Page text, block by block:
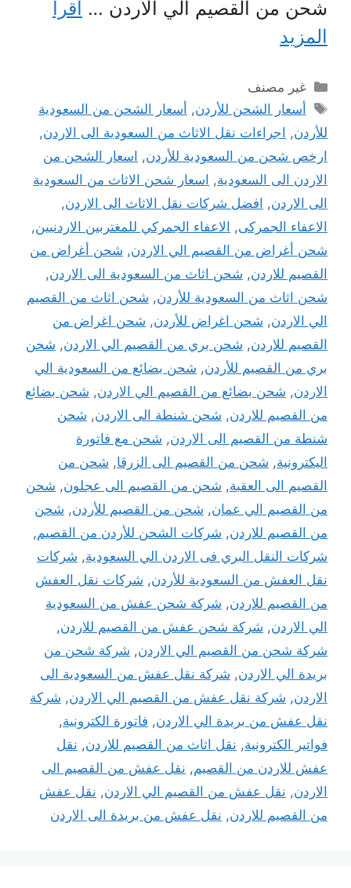
شحن من القصيم الي الأردن … اقرأ
المزيد
التصنيفات
غير مصنف
الوسوم
أسعار الشحن للأردن, أسعار الشحن من السعودية
للأردن, اجراءات نقل الاثاث من السعودية الى الاردن,
ارخص شحن من السعودية للأردن, اسعار الشحن من
الاردن الى السعودية, اسعار شحن الاثاث من السعودية
الى الاردن, افضل شركات نقل الاثاث الى الاردن,
الاعفاء الجمركى, الاعفاء الجمركي للمغتربين الاردنيين,
شحن أغراض من القصيم الي الاردن, شحن أغراض من
القصيم للاردن, شحن اثاث من السعودية الى الاردن,
شحن اثاث من السعودية للأردن, شحن اثاث من القصيم
الي الاردن, شحن اغراض للأردن, شحن اغراض من
القصيم للاردن, شحن بري من القصيم الي الاردن, شحن
بري من القصيم للأردن, شحن بضائع من السعودية الي
الاردن, شحن بضائع من القصيم الي الاردن, شحن بضائع
من القصيم للاردن, شحن شنطة الى الاردن, شحن
شنطة من القصيم الى الاردن, شحن مع فاتورة
اليكترونية, شحن من القصيم الى الزرقا, شحن من
القصيم الى العقبة, شحن من القصيم الى عجلون, شحن
من القصيم الي عمان, شحن من القصيم للأردن, شحن
من القصيم للاردن, شركات الشحن للأردن من القصيم,
شركات النقل البري فى الاردن الي السعودية, شركات
نقل العفش من السعودية للأردن, شركات نقل العفش
من القصيم للاردن, شركة شحن عفش من السعودية
الي الاردن, شركة شحن عفش من القصيم للاردن,
شركة شحن من القصيم الي الاردن, شركة شحن من
بريدة الي الاردن, شركة نقل عفش من السعودية الى
الاردن, شركة نقل عفش من القصيم الي الاردن, شركة
نقل عفش من بريدة الي الاردن, فاتورة الكترونية,
فواتير الكترونية, نقل اثاث من القصيم للاردن, نقل
عفش للاردن من القصيم, نقل عفش من القصيم الى
الاردن, نقل عفش من القصيم الي الاردن, نقل عفش
من القصيم للاردن, نقل عفش من بريدة الى الاردن